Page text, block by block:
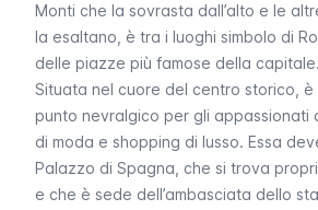
Monti che la sovrasta dall’alto e le
la esaltano, è tra i luoghi simbolo di
delle piazze più famose della capitale.
Situata nel cuore del centro storico, è
punto nevralgico per gli appassionati
di moda e shopping di lusso. Essa
Palazzo di Spagna, che si trova
e che è sede dell’ambasciata dello